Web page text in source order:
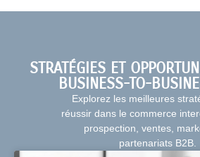
STRATÉGIES ET
BUSINESS-TO-
Explorez les meilleures
réussir dans le commerce
prospection, ventes,
partenariats B2B.